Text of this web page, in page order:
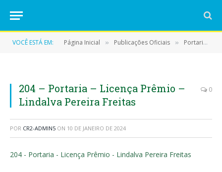
VOCÊ ESTÁ EM: Página Inicial » Publicações Oficiais » Portarias
204 – Portaria – Licença Prêmio –
Lindalva Pereira Freitas
0
POR CR2-ADMIN5 ON 10 DE JANEIRO DE 2024
204 - Portaria - Licença Prêmio - Lindalva Pereira Freitas